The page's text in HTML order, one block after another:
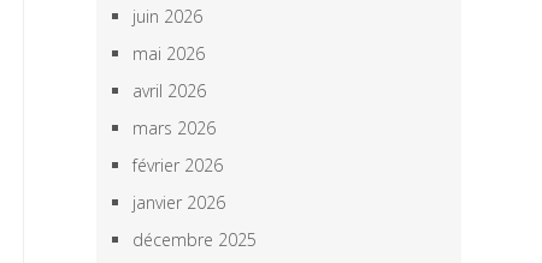
juin 2026
mai 2026
avril 2026
mars 2026
février 2026
janvier 2026
décembre 2025